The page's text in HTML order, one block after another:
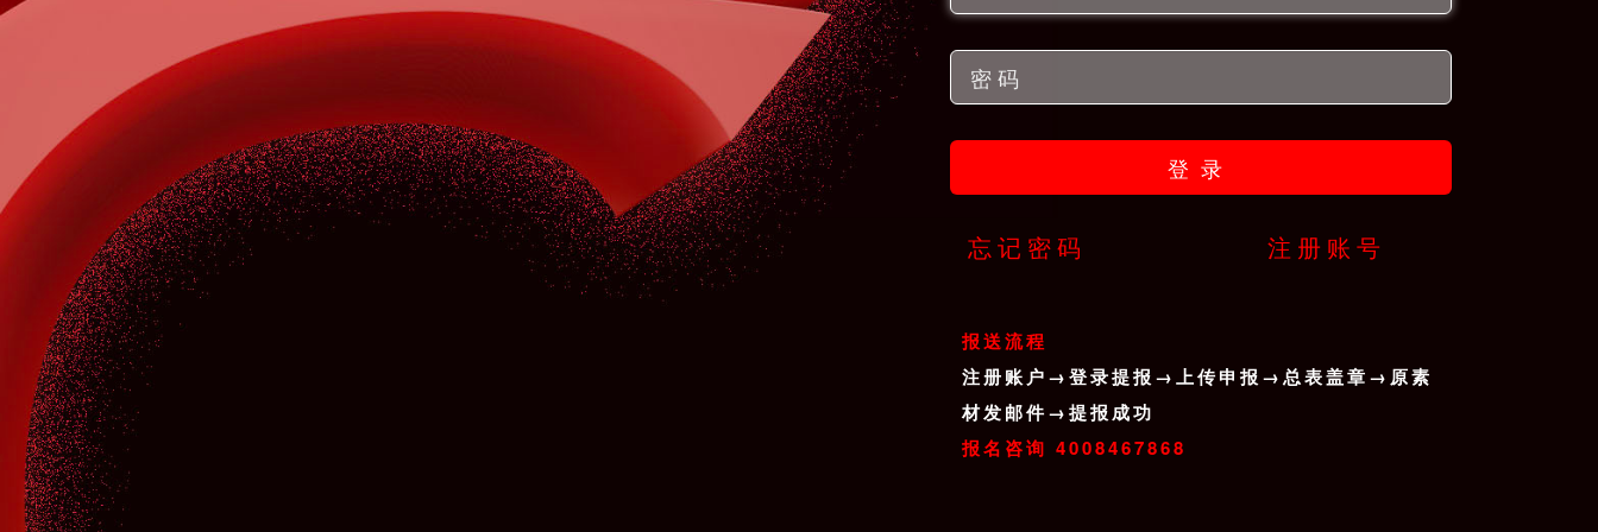
登录
忘记密码 注册账号
报送流程
注册账户→登录提报→上传申报→总表盖章→原素
材发邮件→提报成功
报名咨询 4008467868